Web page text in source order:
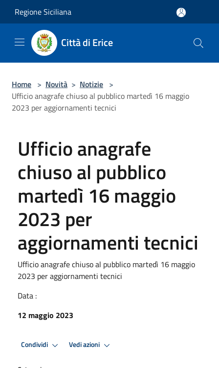
Regione Siciliana
Città di Erice
Home > Novità > Notizie >
Ufficio anagrafe chiuso al pubblico martedì 16 maggio
2023 per aggiornamenti tecnici
Ufficio anagrafe
chiuso al pubblico
martedì 16 maggio
2023 per
aggiornamenti tecnici
Ufficio anagrafe chiuso al pubblico martedì 16 maggio
2023 per aggiornamenti tecnici
Data :
12 maggio 2023
Condividi Vedi azioni